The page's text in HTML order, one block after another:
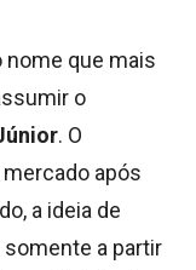
que mais
o
. O
após
a ideia de
somente a partir